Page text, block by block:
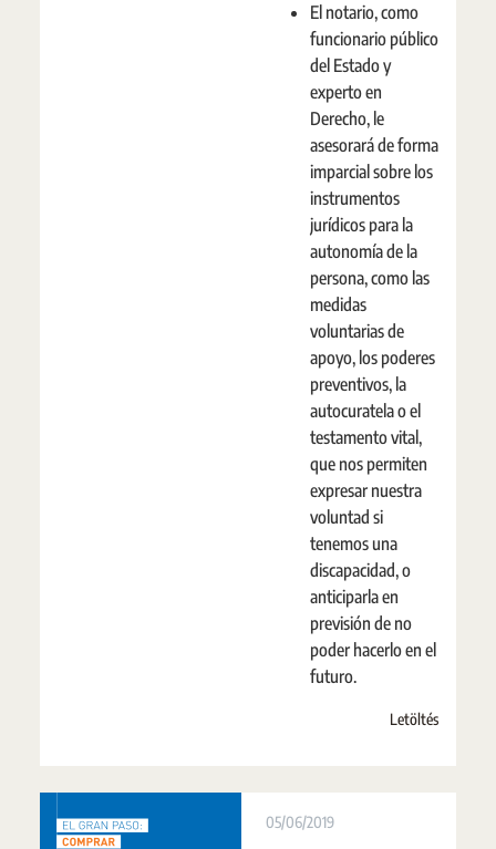
El notario, como
funcionario público
del Estado y
experto en
Derecho, le
asesorará de forma
imparcial sobre los
instrumentos
jurídicos para la
autonomía de la
persona, como las
medidas
voluntarias de
apoyo, los poderes
preventivos, la
autocuratela o el
testamento vital,
que nos permiten
expresar nuestra
voluntad si
tenemos una
discapacidad, o
anticiparla en
previsión de no
poder hacerlo en el
futuro.
Letöltés
05/06/2019